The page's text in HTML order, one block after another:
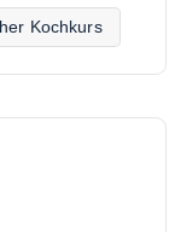
Kochkurs